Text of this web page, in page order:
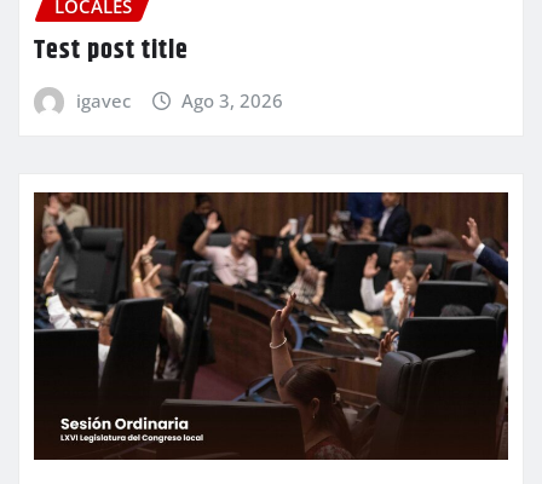
LOCALES
Test post title
igavec Ago 3, 2026